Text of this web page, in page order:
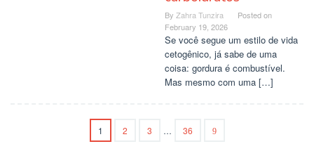
By Zahra Tunzira
Posted on
February 19, 2026
Se você segue um estilo de vida
cetogênico, já sabe de uma
coisa: gordura é combustível.
Mas mesmo com uma […]
1 2 3 … 36